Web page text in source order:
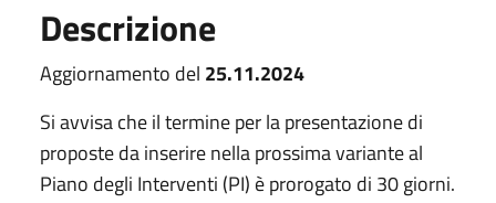
Descrizione
Aggiornamento del 25.11.2024
Si avvisa che il termine per la presentazione di
proposte da inserire nella prossima variante al
Piano degli Interventi (PI) è prorogato di 30 giorni.